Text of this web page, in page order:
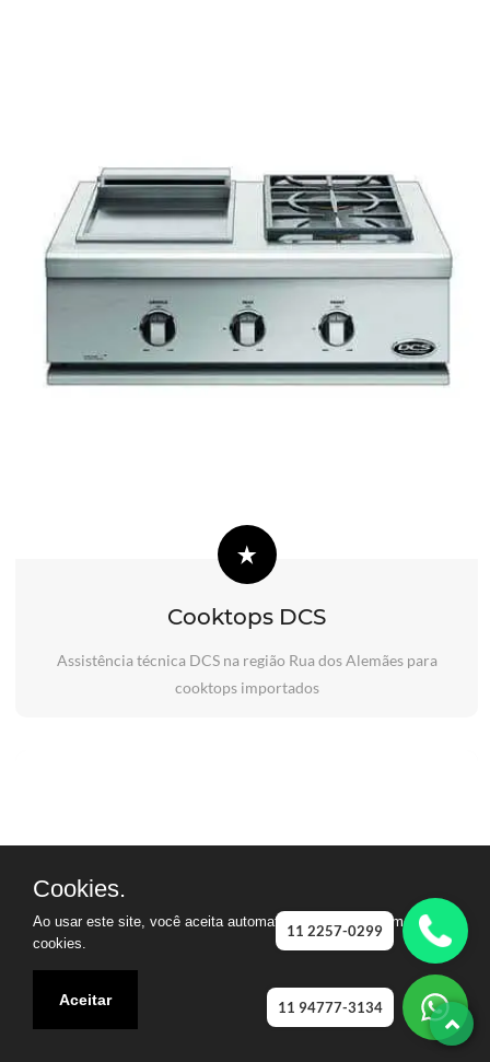
Cooktops DCS
Assistência técnica DCS na região Rua dos Alemães para
cooktops importados
11 2257-0299
11 94777-3134
Cookies.
Ao usar este site, você aceita automaticamente que usamos
cookies.
Aceitar